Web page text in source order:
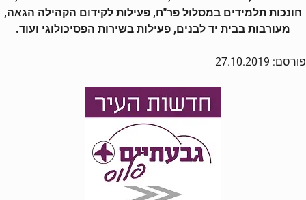
חונכות תלמידים במסלול פר"ח, פעילות לקידום הקהילה הגאה,
מעורבות בבית יד לבנים, פעילות בשירות הפסיכולוגי ועוד.
פורסם: 27.10.2019